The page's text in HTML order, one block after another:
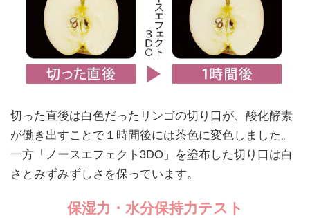
切った直後は白色だったリンゴの切り口が、酸化酵素
が働き出すことで１時間後には茶色に変色しました。
一方「ノースエフェクト3DO」を塗布した切り口は白
さとみずみずしさを保っています。
保湿力・水分保持力テスト